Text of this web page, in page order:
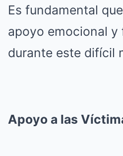
Es fundamental
apoyo emocional y
durante este difícil
Apoyo a las